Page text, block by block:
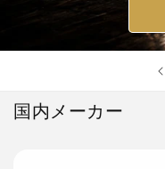
国内メーカー